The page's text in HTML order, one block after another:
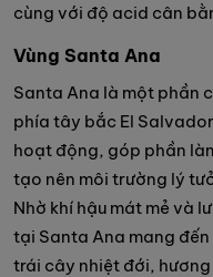
cùng với độ acid cân
Vùng Santa Ana
Santa Ana là một phần
phía tây bắc El
hoạt động, góp phần
tạo nên môi trường lý
Nhờ khí hậu mát mẻ và
tại Santa Ana mang
trái cây nhiệt đới,